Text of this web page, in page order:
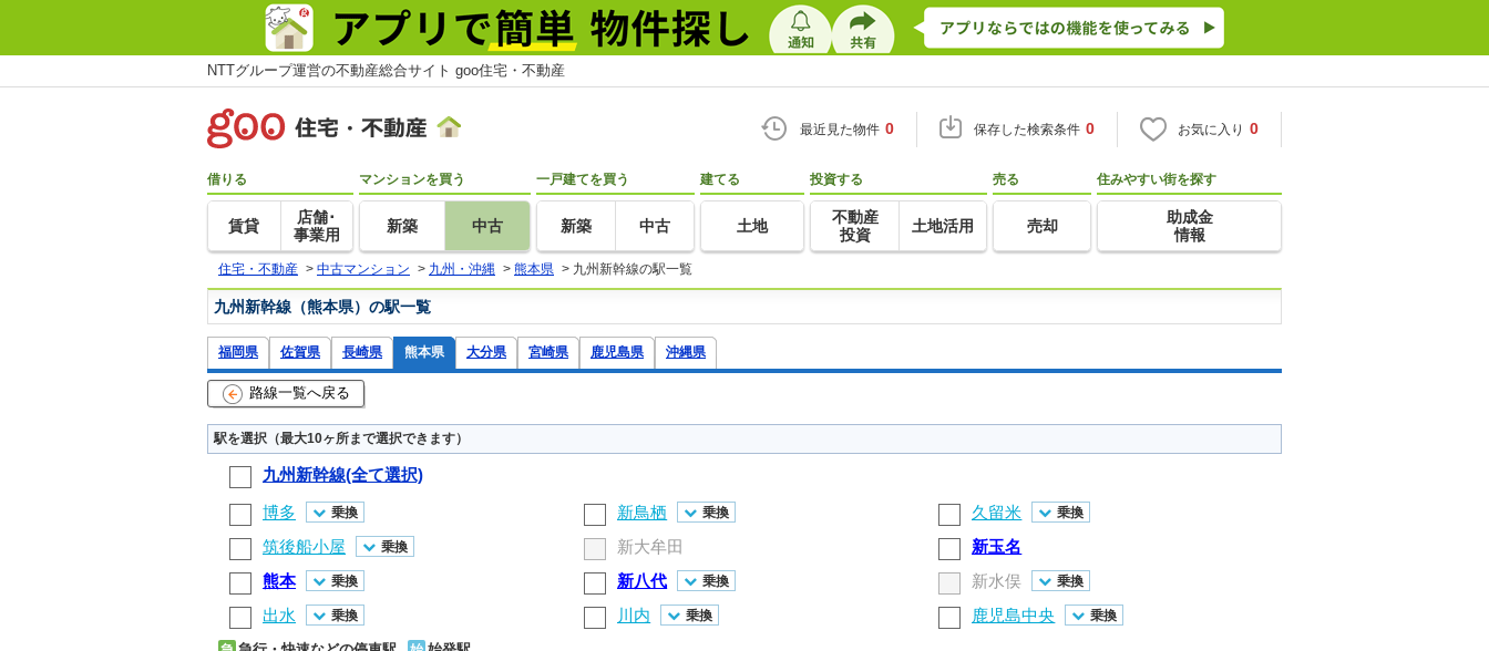
NTTグループ運営の不動産総合サイト goo住宅・不動産
最近見た物件 0 保存した検索条件 0 お気に入り 0
借りる
賃貸
店舗･
事業用
マンションを買う
新築 中古
一戸建てを買う
新築 中古
建てる
土地
投資する
不動産
投資
土地活用
売る
売却
住みやすい街を探す
助成金
情報
住宅・不動産 > 中古マンション > 九州・沖縄 > 熊本県 > 九州新幹線の駅一覧
九州新幹線（熊本県）の駅一覧
福岡県 佐賀県 長崎県 熊本県 大分県 宮崎県 鹿児島県 沖縄県
路線一覧へ戻る
駅を選択（最大10ヶ所まで選択できます）
九州新幹線(全て選択)
博多
乗換 新鳥栖 乗換 久留米 乗換
筑後船小屋 乗換 新大牟田
新玉名
熊本
乗換 新八代 乗換 新水俣 乗換
出水 乗換 川内 乗換 鹿児島中央 乗換